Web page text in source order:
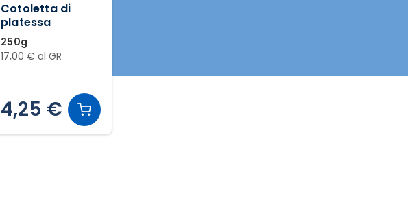
Cotoletta di
platessa
250g
17,00 € al GR
4,25 €